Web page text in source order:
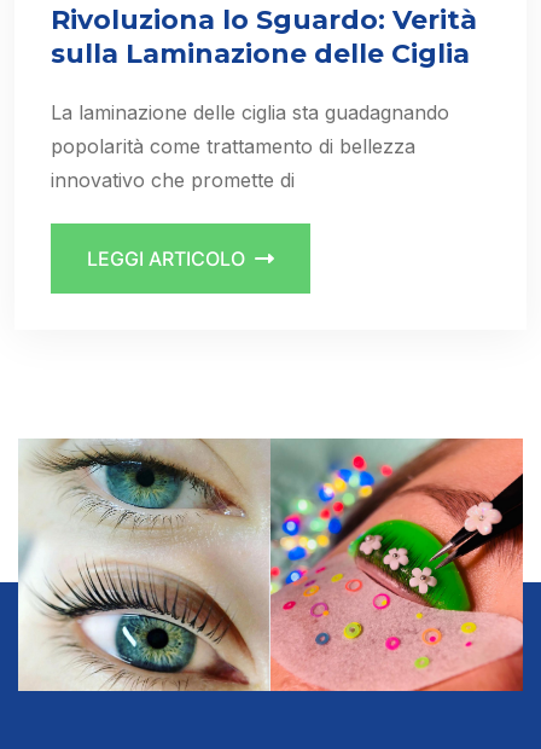
Rivoluziona lo Sguardo: Verità
sulla Laminazione delle Ciglia
La laminazione delle ciglia sta guadagnando
popolarità come trattamento di bellezza
innovativo che promette di
LEGGI ARTICOLO